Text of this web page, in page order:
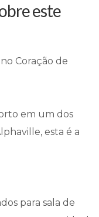
este
Coração de
em um dos
esta é a
para sala de